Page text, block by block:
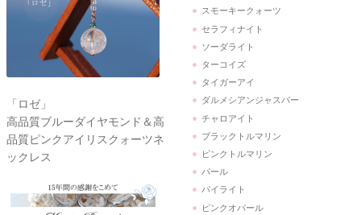
「ロゼ」
高品質ブルーダイヤモンド＆高
品質ピンクアイリスクォーツネ
ックレス
スモーキークォーツ
セラフィナイト
ソーダライト
ターコイズ
タイガーアイ
ダルメシアンジャスパー
チャロアイト
ブラックトルマリン
ピンクトルマリン
パール
パイライト
ピンクオパール